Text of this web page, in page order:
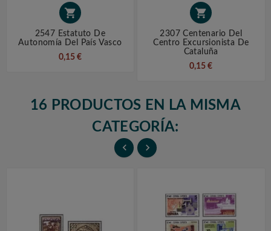

2547 Estatuto De
Autonomía Del País Vasco
0,15 €

2307 Centenario Del
Centro Excursionista De
Cataluña
0,15 €
16 PRODUCTOS EN LA MISMA
CATEGORÍA:
 